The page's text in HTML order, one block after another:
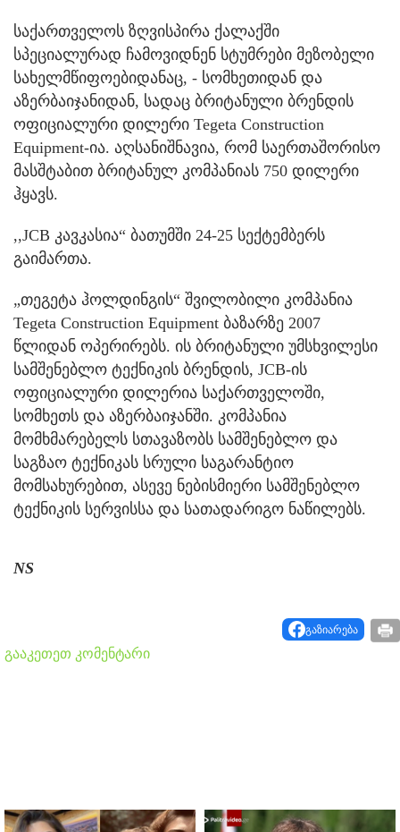
საქართველოს ზღვისპირა ქალაქში
სპეციალურად ჩამოვიდნენ სტუმრები მეზობელი
სახელმწიფოებიდანაც, - სომხეთიდან და
აზერბაიჯანიდან, სადაც ბრიტანული ბრენდის
ოფიციალური დილერი Tegeta Construction
Equipment-ია. აღსანიშნავია, რომ საერთაშორისო
მასშტაბით ბრიტანულ კომპანიას 750 დილერი
ჰყავს.
,,JCB კავკასია“ ბათუმში 24-25 სექტემბერს
გაიმართა.
„თეგეტა ჰოლდინგის“ შვილობილი კომპანია
Tegeta Construction Equipment ბაზარზე 2007
წლიდან ოპერირებს. ის ბრიტანული უმსხვილესი
სამშენებლო ტექნიკის ბრენდის, JCB-ის
ოფიციალური დილერია საქართველოში,
სომხეთს და აზერბაიჯანში. კომპანია
მომხმარებელს სთავაზობს სამშენებლო და
საგზაო ტექნიკას სრული საგარანტიო
მომსახურებით, ასევე ნებისმიერი სამშენებლო
ტექნიკის სერვისსა და სათადარიგო ნაწილებს.
NS
გაზიარება
გააკეთეთ კომენტარი